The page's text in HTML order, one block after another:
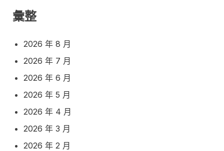
彙整
2026 年 8 月
2026 年 7 月
2026 年 6 月
2026 年 5 月
2026 年 4 月
2026 年 3 月
2026 年 2 月